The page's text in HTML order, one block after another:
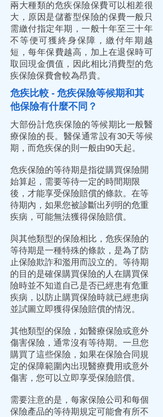
兩大種類的危疾保險保費可以相差很
大，原因是儲蓄型保險的保費一般只
需繳付指定年期，一般十年至三十年
不等便可獲終身保障，繳付年期越
短，每年保費越高，加上在退保時可
取回現金價值，因此相比消費型的危
疾保險保費會較為昂貴。
危疾比較 - 危疾保險等候期和其
他保險有什麼不同？
大部份計危疾保險的等候期比一般醫
療保險的長。醫保通常設有30天等候
期，而危疾保的則一般由90天起。
危疾保險的等待期是指從購買保險開
始算起，需要等待一定的時間期限
後，才能享受保險賠償的條款。在等
待期內，如果您被診斷出列明的危重
疾病，可能無法獲得保險賠償。
與其他類型的保險相比，危疾保險的
等待期是一種特殊的條款，是為了防
止保險欺詐和濫用而設立的。等待期
的目的是確保購買保險的人在購買保
險時並不知道自己是否已經患有危重
疾病，以防止購買保險時就已經患病
並試圖立即獲得保險賠償的情況。
其他類型的保險，如醫療保險或意外
傷害保險，通常沒有等待期。一旦您
購買了這些保險，如果在保險合同規
定的保障範圍內出現醫療費用或意外
傷害，您可以立即享受保險賠償。
需要注意的是，每家保險公司和每個
保險產品的等待期規定可能會有所不